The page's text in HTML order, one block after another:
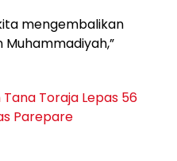
mengembalikan
Toraja Lepas 56
Parepare